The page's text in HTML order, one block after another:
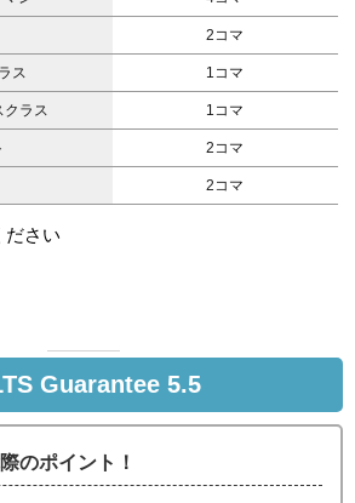
2コマ
ス 1コマ
クラス 1コマ
2コマ
2コマ
ださい
Guarantee 5.5
のポイント！